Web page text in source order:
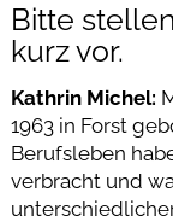
Bitte
kurz vor.
Kathrin Michel:
1963 in Forst
Berufsleben
verbracht und